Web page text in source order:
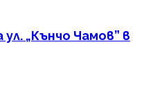
„Кънчо Чамов” в